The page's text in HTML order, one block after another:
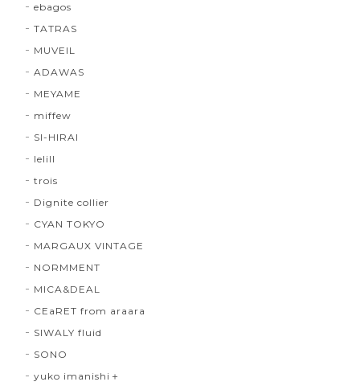
ebagos
TATRAS
MUVEIL
ADAWAS
MEYAME
miffew
SI-HIRAI
lelill
trois
Dignite collier
CYAN TOKYO
MARGAUX VINTAGE
NORMMENT
MICA&DEAL
CEaRET from araara
SIWALY fluid
SONO
yuko imanishi＋